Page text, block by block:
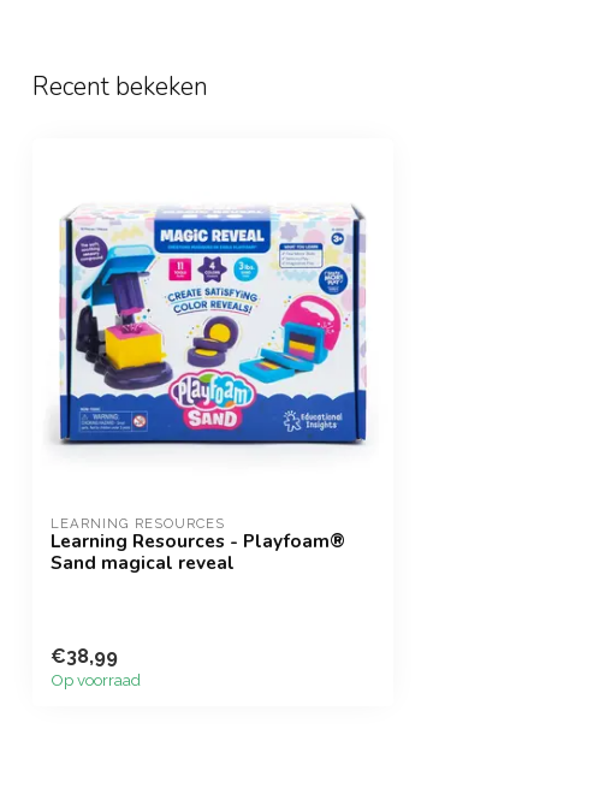
Recent bekeken
LEARNING RESOURCES
Learning Resources - Playfoam®
Sand magical reveal
€38,99
Op voorraad